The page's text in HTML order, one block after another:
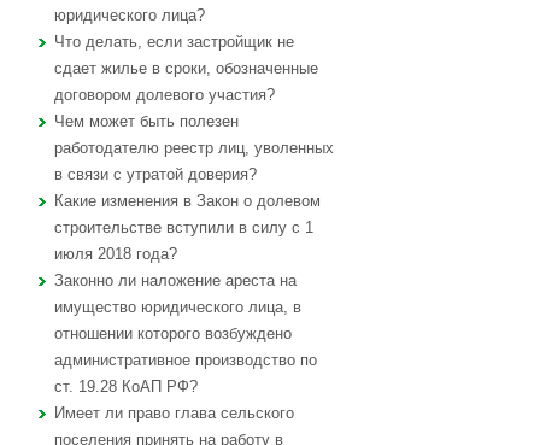
юридического лица?
Что делать, если застройщик не
сдает жилье в сроки, обозначенные
договором долевого участия?
Чем может быть полезен
работодателю реестр лиц, уволенных
в связи с утратой доверия?
Какие изменения в Закон о долевом
строительстве вступили в силу с 1
июля 2018 года?
Законно ли наложение ареста на
имущество юридического лица, в
отношении которого возбуждено
административное производство по
ст. 19.28 КоАП РФ?
Имеет ли право глава сельского
поселения принять на работу в